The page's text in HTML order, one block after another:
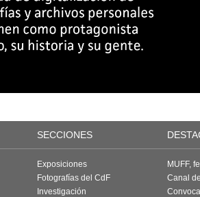
SECCIONES
Exposiciones
Fotografías del CdF
Investigación
MUFF,
Canal